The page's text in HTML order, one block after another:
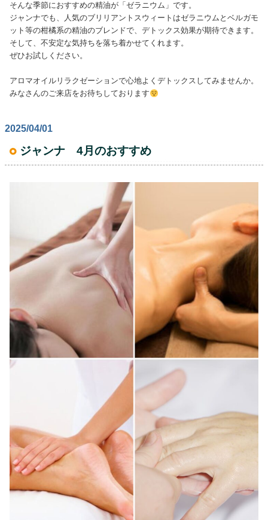
そんな季節におすすめの精油が「ゼラニウム」です。
ジャンナでも、人気のブリリアントスウィートはゼラニウムとベルガモ
ット等の柑橘系の精油のブレンドで、デトックス効果が期待できます。
そして、不安定な気持ちを落ち着かせてくれます。
ぜひお試しください。
アロマオイルリラクゼーションで心地よくデトックスしてみませんか。
みなさんのご来店をお待ちしております
2025/04/01
ジャンナ 4月のおすすめ